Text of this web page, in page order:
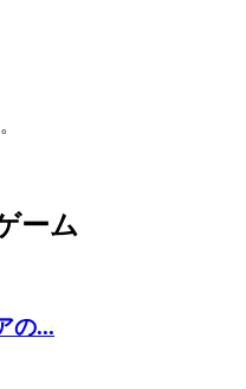
ーム
の...